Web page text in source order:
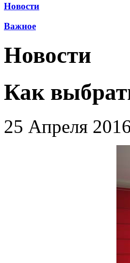
Новости
Важное
Новости
Как
25 Апреля